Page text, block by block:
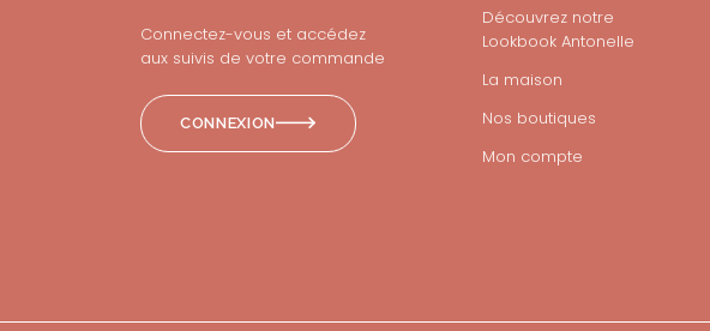
Connectez-vous et accédez
aux suivis de votre commande
CONNEXION
Découvrez notre
Lookbook Antonelle
La maison
Nos boutiques
Mon compte